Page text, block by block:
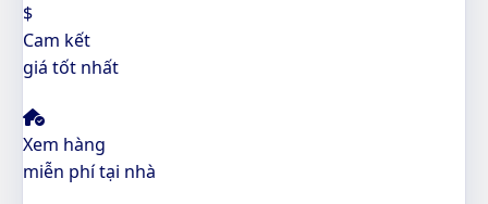
$
Cam kết
giá tốt nhất
Xem hàng
miễn phí tại nhà